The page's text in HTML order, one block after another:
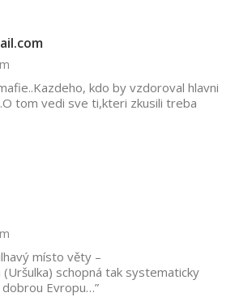
kdo by vzdoroval hlavni
tom vedi sve ti,kteri zkusili treba
místo věty –
schopná tak systematicky
Evropu…”